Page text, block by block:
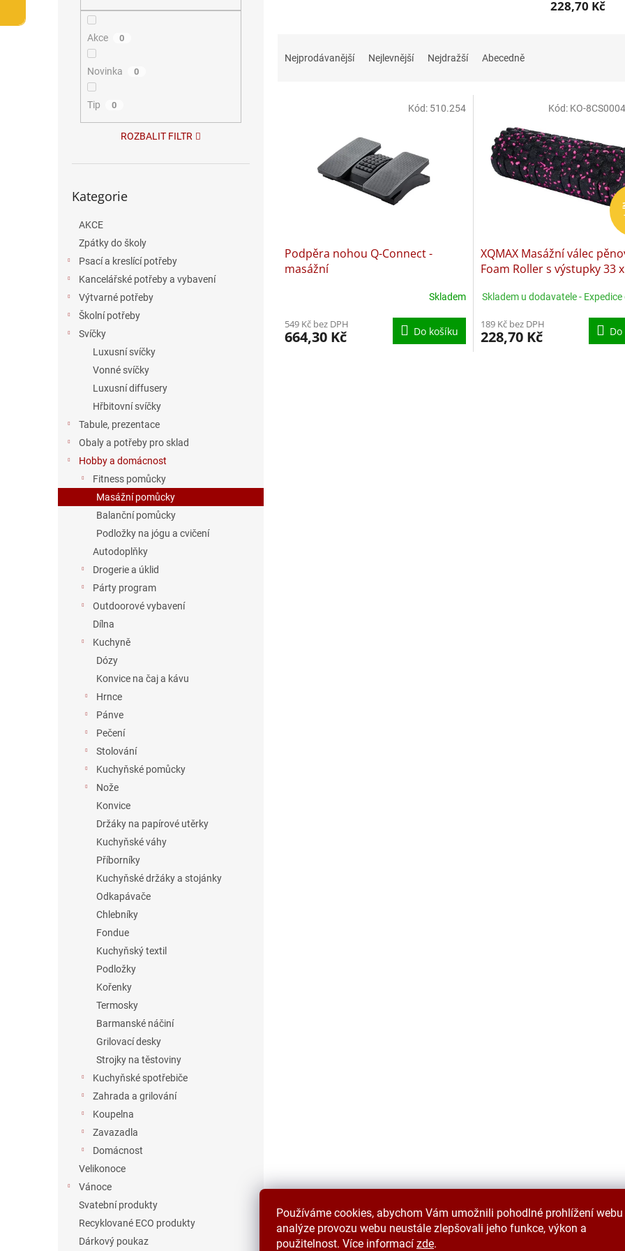
Používáme cookies, abychom Vám umožnili pohodlné prohlížení
analýze provozu webu neustále zlepšovali jeho funkce, výkon a
použitelnost. Více informací zde.
Akce 0
Novinka 0
Tip 0
ROZBALIT FILTR
kategorie
Kategorie
AKCE
Zpátky do školy
Psací a kreslící potřeby
Kancelářské potřeby a vybavení
Výtvarné potřeby
Školní potřeby
Svíčky
Luxusní svíčky
Vonné svíčky
Luxusní diffusery
Hřbitovní svíčky
Tabule, prezentace
Obaly a potřeby pro sklad
Hobby a domácnost
Fitness pomůcky
Masážní pomůcky
Balanční pomůcky
Podložky na jógu a cvičení
Autodoplňky
Drogerie a úklid
Párty program
Outdoorové vybavení
Dílna
Kuchyně
Dózy
Konvice na čaj a kávu
Hrnce
Pánve
Pečení
Stolování
Kuchyňské pomůcky
Nože
Konvice
Držáky na papírové utěrky
Kuchyňské váhy
Příborníky
Kuchyňské držáky a stojánky
Odkapávače
Chlebníky
Fondue
Kuchyňský textil
Podložky
Kořenky
Termosky
Barmanské náčiní
Grilovací desky
Strojky na těstoviny
Kuchyňské spotřebiče
Zahrada a grilování
Koupelna
Zavazadla
Domácnost
Velikonoce
Vánoce
Svatební produkty
Recyklované ECO produkty
Dárkový poukaz
228,70 Kč
Nejprodávanější Nejlevnější Nejdražší Abecedně
Podpěra nohou Q-Connect -
masážní
Skladem
549 Kč bez DPH
664,30 Kč Do košíku
Kód: 510.254
XQMAX Masážní válec
Foam Roller s výstupky 33
Skladem u dodavatele -
189 Kč bez DPH
228,70 Kč
Kód: KO-